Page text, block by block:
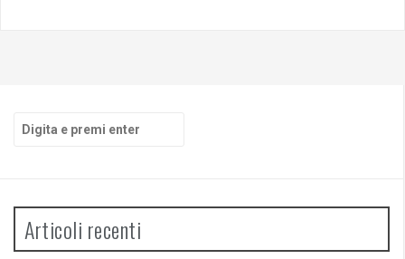
Articoli recenti